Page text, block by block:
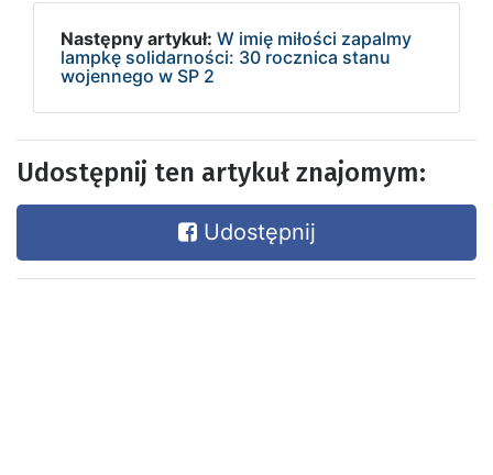
Następny artykuł: W imię miłości zapalmy
lampkę solidarności: 30 rocznica stanu
wojennego w SP 2
Udostępnij ten artykuł znajomym:
Udostępnij